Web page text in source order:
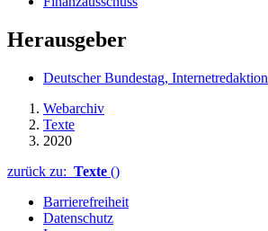
Herausgeber
Deutscher Bundestag, Internetredaktion
Webarchiv
Texte
2020
zurück zu: Texte ()
Barrierefreiheit
Datenschutz